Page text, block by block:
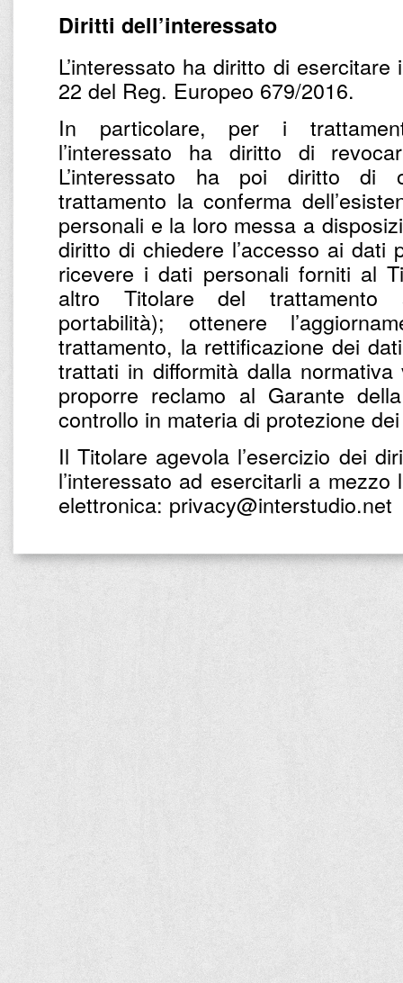
Diritti dell’interessato
L’interessato ha diritto di
22 del Reg. Europeo 679/2016.
In particolare, per i
l’interessato ha diritto di
L’interessato ha poi diritto di
trattamento la conferma
personali e la loro messa a
diritto di chiedere l’accesso ai dati
ricevere i dati personali forniti al
altro Titolare del trattamento
portabilità); ottenere
trattamento, la rettificazione dei
trattati in difformità dalla
proporre reclamo al Garante
controllo in materia di protezione
Il Titolare agevola l’esercizio dei
l’interessato ad esercitarli a
elettronica: privacy@interstudio.net